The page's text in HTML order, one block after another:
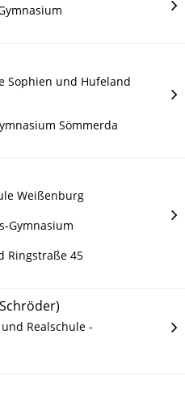
Sophien und Hufeland
Sömmerda
Weißenburg
Gymnasium
Ringstraße 45
Realschule -